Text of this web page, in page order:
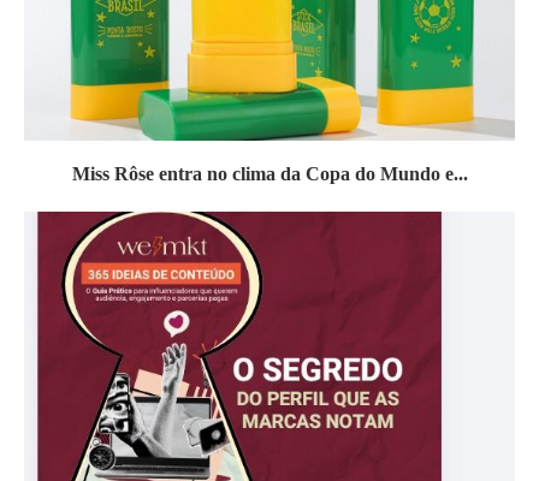
Miss Rôse entra no clima da Copa do Mundo e...